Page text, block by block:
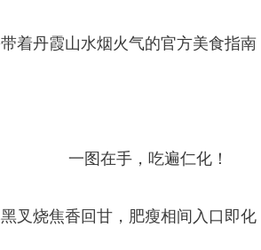
着丹霞山水烟火气的官方美食指
一图在手，吃遍仁化 ！
叉烧焦香回甘，肥瘦相间入口即